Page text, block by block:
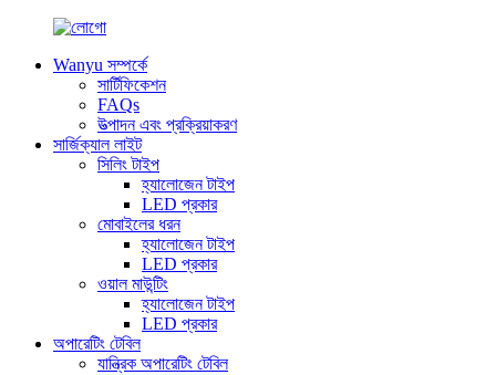
Wanyu সম্পর্কে
সার্টিফিকেশন
FAQs
উত্পাদন এবং প্রক্রিয়াকরণ
সার্জিক্যাল লাইট
সিলিং টাইপ
হ্যালোজেন টাইপ
LED প্রকার
মোবাইলের ধরন
হ্যালোজেন টাইপ
LED প্রকার
ওয়াল মাউন্টিং
হ্যালোজেন টাইপ
LED প্রকার
অপারেটিং টেবিল
যান্ত্রিক অপারেটিং টেবিল